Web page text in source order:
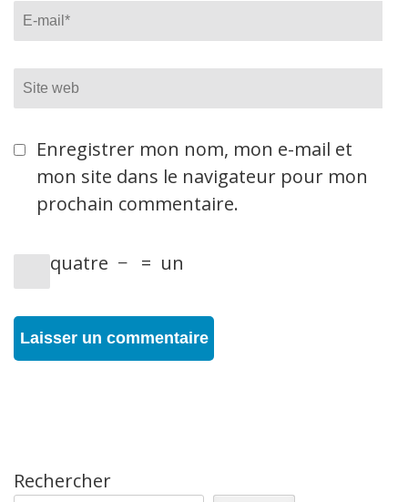
Email*
Site
web
Enregistrer mon nom, mon e-mail et
mon site dans le navigateur pour mon
prochain commentaire.
quatre − = un
Rechercher